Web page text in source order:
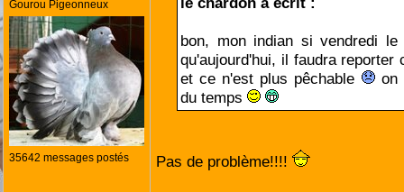
Gourou Pigeonneux
35642 messages postés
bon, mon indian si vendredi
qu'aujourd'hui, il faudra
et ce n'est plus pêchable
on
du temps
Pas de problème!!!!